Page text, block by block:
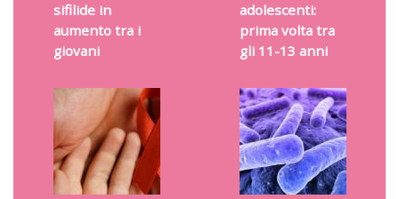
sifilide in
aumento tra i
giovani
adolescenti:
prima volta tra
gli 11-13 anni